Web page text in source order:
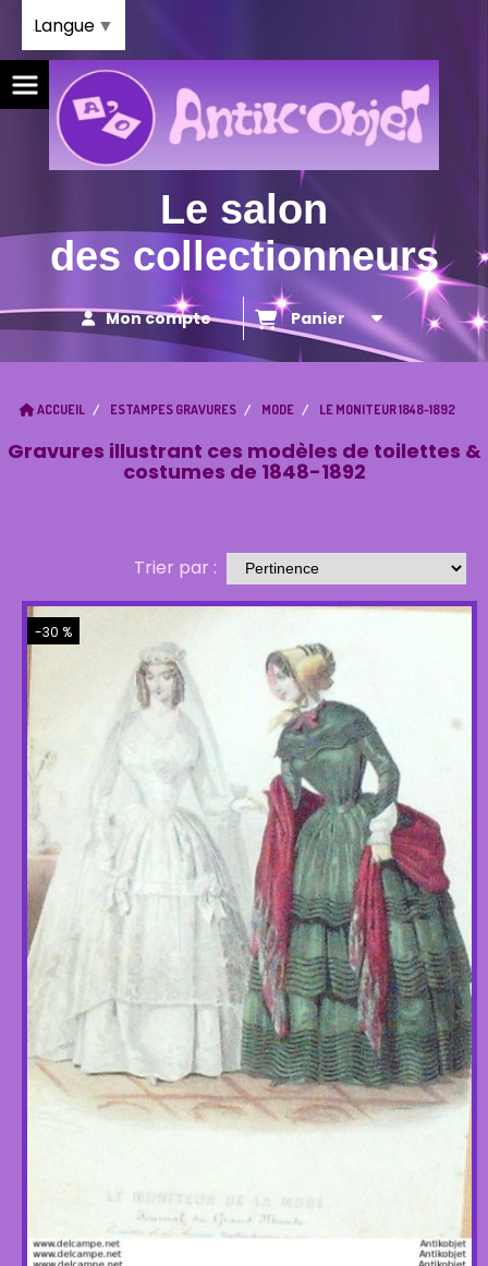
Le salon
des collectionneurs
Mon compte Panier
ACCUEIL ESTAMPES GRAVURES MODE LE MONITEUR 1848-1892
Gravures illustrant ces modèles de toilettes &
costumes de 1848-1892
Trier par :
-30 %
Langue ▼